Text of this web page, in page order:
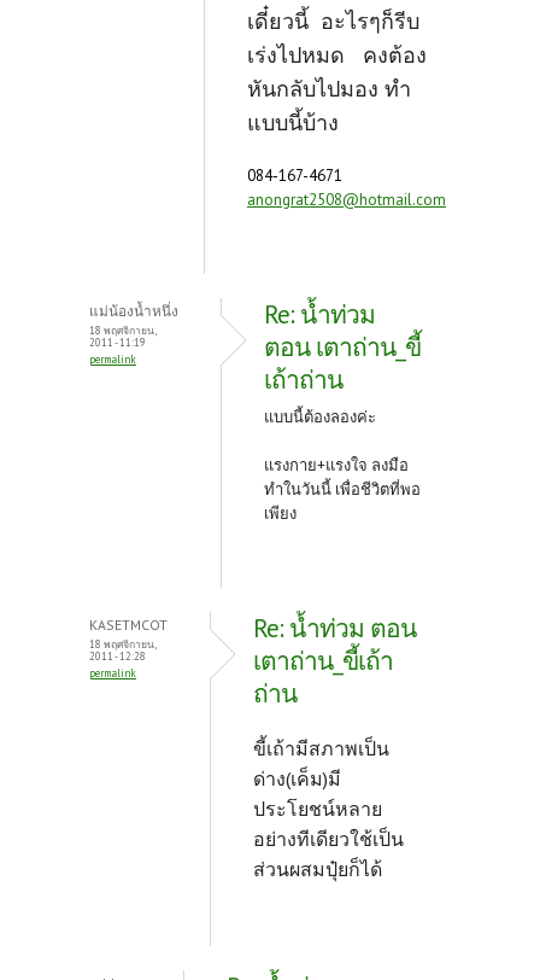
เดี๋ยวนี้ อะไรๆก็รีบ
เร่งไปหมด คงต้อง
หันกลับไปมอง ทำ
แบบนี้บ้าง
084-167-4671
anongrat2508@hotmail.com
แม่น้องน้ำหนึ่ง
18 พฤศจิกายน,
2011 - 11:19
permalink
Re: น้ำท่วม
ตอน เตาถ่าน_ขี้
เถ้าถ่าน
แบบนี้ต้องลองค่ะ
แรงกาย+แรงใจ ลงมือ
ทำในวันนี้ เพื่อชีวิตที่พอ
เพียง
KASETMCOT
18 พฤศจิกายน,
2011 - 12:28
permalink
Re: น้ำท่วม ตอน
เตาถ่าน_ขี้เถ้า
ถ่าน
ขี้เถ้ามีสภาพเป็น
ด่าง(เค็ม)มี
ประโยชน์หลาย
อย่างทีเดียวใช้เป็น
ส่วนผสมปุ๋ยก็ได้